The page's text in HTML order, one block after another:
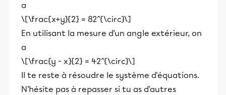
a
\[\frac{x+y}{2} = 82^{\circ}\]
En utilisant la mesure d'un angle extérieur, on
a
\[\frac{y - x}{2} = 42^{\circ}\]
Il te reste à résoudre le système d'équations.
N'hésite pas à repasser si tu as d'autres